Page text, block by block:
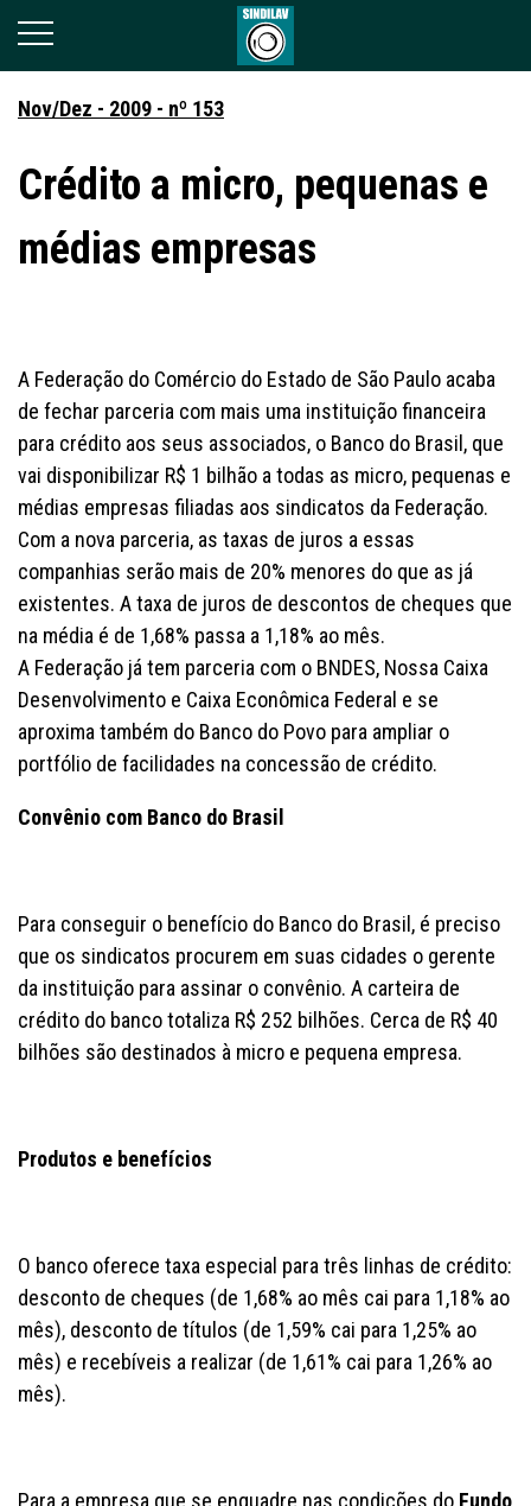
Nov/Dez - 2009 - nº 153
Crédito a micro, pequenas e
médias empresas
A Federação do Comércio do Estado de São Paulo acaba
de fechar parceria com mais uma instituição financeira
para crédito aos seus associados, o Banco do Brasil, que
vai disponibilizar R$ 1 bilhão a todas as micro, pequenas e
médias empresas filiadas aos sindicatos da Federação.
Com a nova parceria, as taxas de juros a essas
companhias serão mais de 20% menores do que as já
existentes. A taxa de juros de descontos de cheques que
na média é de 1,68% passa a 1,18% ao mês.
A Federação já tem parceria com o BNDES, Nossa Caixa
Desenvolvimento e Caixa Econômica Federal e se
aproxima também do Banco do Povo para ampliar o
portfólio de facilidades na concessão de crédito.
Convênio com Banco do Brasil
Para conseguir o benefício do Banco do Brasil, é preciso
que os sindicatos procurem em suas cidades o gerente
da instituição para assinar o convênio. A carteira de
crédito do banco totaliza R$ 252 bilhões. Cerca de R$ 40
bilhões são destinados à micro e pequena empresa.
Produtos e benefícios
O banco oferece taxa especial para três linhas de crédito:
desconto de cheques (de 1,68% ao mês cai para 1,18% ao
mês), desconto de títulos (de 1,59% cai para 1,25% ao
mês) e recebíveis a realizar (de 1,61% cai para 1,26% ao
mês).
Para a empresa que se enquadre nas condições do Fundo